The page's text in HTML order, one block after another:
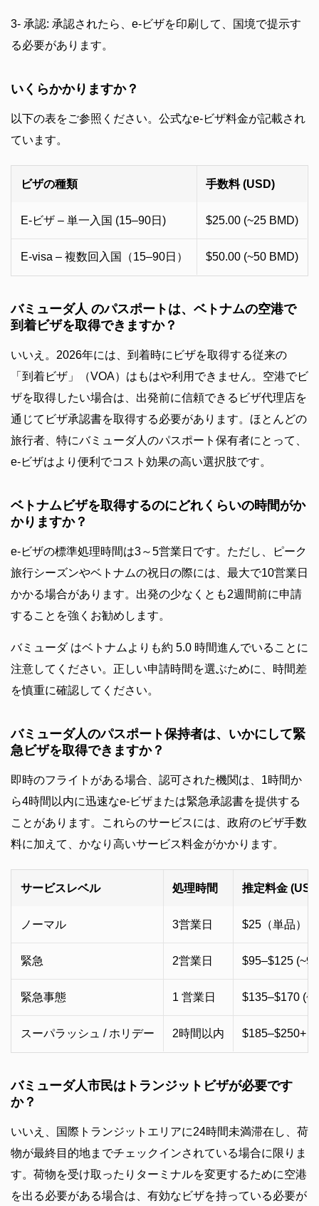
3- 承認: 承認されたら、e-ビザを印刷して、国境で提示す
る必要があります。
いくらかかりますか？
以下の表をご参照ください。公式なe-ビザ料金が記載され
ています。
ビザの種類 手数料 (USD)
E-ビザ – 単一入国 (15–90日) $25.00 (~25 BMD)
E-visa – 複数回入国（15–90日） $50.00 (~50 BMD)
バミューダ人 のパスポートは、ベトナムの空港で
到着ビザを取得できますか？
いいえ。2026年には、到着時にビザを取得する従来の
「到着ビザ」（VOA）はもはや利用できません。空港でビ
ザを取得したい場合は、出発前に信頼できるビザ代理店を
通じてビザ承認書を取得する必要があります。ほとんどの
旅行者、特にバミューダ人のパスポート保有者にとって、
e-ビザはより便利でコスト効果の高い選択肢です。
ベトナムビザを取得するのにどれくらいの時間がか
かりますか？
e-ビザの標準処理時間は3～5営業日です。ただし、ピーク
旅行シーズンやベトナムの祝日の際には、最大で10営業日
かかる場合があります。出発の少なくとも2週間前に申請
することを強くお勧めします。
バミューダ はベトナムよりも約 5.0 時間進んでいることに
注意してください。正しい申請時間を選ぶために、時間差
を慎重に確認してください。
バミューダ人のパスポート保持者は、いかにして緊
急ビザを取得できますか？
即時のフライトがある場合、認可された機関は、1時間か
ら4時間以内に迅速なe-ビザまたは緊急承認書を提供する
ことがあります。これらのサービスには、政府のビザ手数
料に加えて、かなり高いサービス料金がかかります。
サービスレベル 処理時間 推定料金
ノーマル 3営業日 $25（単品） /
緊急 2営業日 $95–$125
緊急事態 1 営業日 $135–$170
スーパラッシュ / ホリデー 2時間以内 $185–$250+
バミューダ人市民はトランジットビザが必要です
か？
いいえ、国際トランジットエリアに24時間未満滞在し、荷
物が最終目的地までチェックインされている場合に限りま
す。荷物を受け取ったりターミナルを変更するために空港
を出る必要がある場合は、有効なビザを持っている必要が